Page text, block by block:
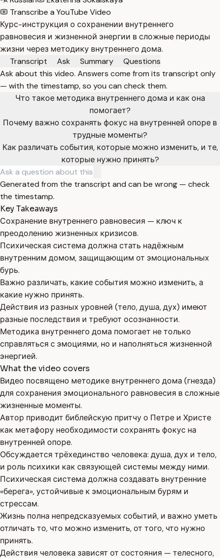
Transcribe a YouTube Video
Курс-инструкция о сохранении внутреннего
равновесия и жизненной энергии в сложные периоды
жизни через методику внутреннего дома.
Transcript
Ask Summary
Questions
Ask about this video. Answers come from its transcript only
— with the timestamp, so you can check them.
Что такое методика внутреннего дома и как она
помогает?
Почему важно сохранять фокус на внутренней опоре в
трудные моменты?
Как различать события, которые можно изменить, и те,
которые нужно принять?
Generated from the transcript and can be wrong — check
the timestamp.
Key Takeaways
Сохранение внутреннего равновесия — ключ к
преодолению жизненных кризисов.
Психическая система должна стать надёжным
внутренним домом, защищающим от эмоциональных
бурь.
Важно различать, какие события можно изменить, а
какие нужно принять.
Действия из разных уровней (тело, душа, дух) имеют
разные последствия и требуют осознанности.
Методика внутреннего дома помогает не только
справляться с эмоциями, но и наполняться жизненной
энергией.
What the video covers
Видео посвящено методике внутреннего дома (гнезда)
для сохранения эмоционального равновесия в сложные
жизненные моменты.
Автор приводит библейскую притчу о Петре и Христе
как метафору необходимости сохранять фокус на
внутренней опоре.
Обсуждается трёхединство человека: душа, дух и тело,
и роль психики как связующей системы между ними.
Психическая система должна создавать внутренние
«берега», устойчивые к эмоциональным бурям и
стрессам.
Жизнь полна непредсказуемых событий, и важно уметь
отличать то, что можно изменить, от того, что нужно
принять.
Действия человека зависят от состояния — телесного,